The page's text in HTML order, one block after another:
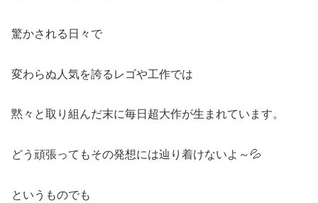
驚かされる日々で
変わらぬ人気を誇るレゴや工作では
黙々と取り組んだ末に毎日超大作が生まれています。
どう頑張ってもその発想には辿り着けないよ～💦
というものでも